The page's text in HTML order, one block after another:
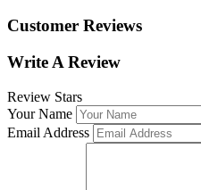
Customer Reviews
Write A Review
Review Stars
Your Name
Email Address